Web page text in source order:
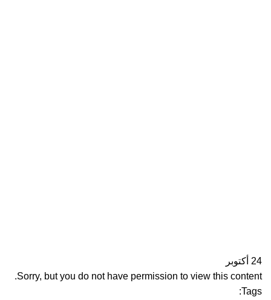
24 أكتوبر
Sorry, but you do not have permission to view this content.
Tags: